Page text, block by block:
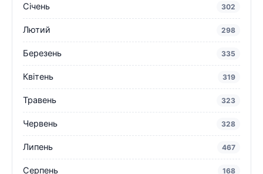
Січень 302
Лютий 298
Березень 335
Квітень 319
Травень 323
Червень 328
Липень 467
Серпень 168